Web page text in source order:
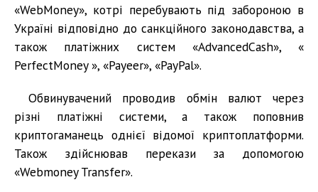
«WebMoney», котрі перебувають під забороною в
Україні відповідно до санкційного законодавства, а
також платіжних систем «AdvancedCash», «
PerfectMoney », «Payeer», «PayPal».
Обвинувачений проводив обмін валют через
різні платіжні системи, а також поповнив
криптогаманець однієї відомої криптоплатформи.
Також здійснював перекази за допомогою
«Webmoney Transfer».